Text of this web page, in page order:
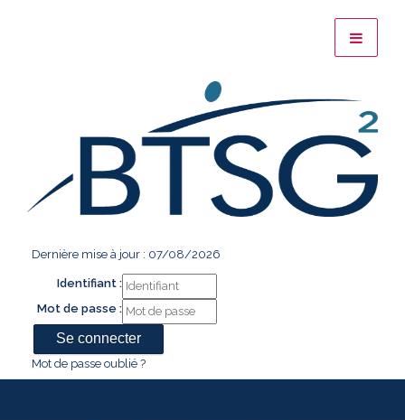
Dernière mise à jour : 07/08/2026
Identifiant :
Mot de passe :
Mot de passe oublié ?